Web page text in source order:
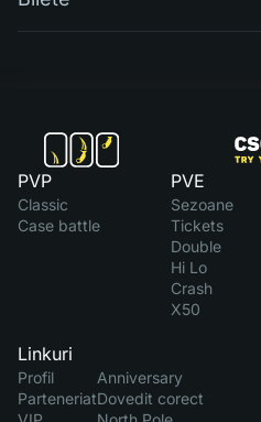
PVP
Classic
Case battle
PVE
Sezoane
Tickets
Double
Hi Lo
Crash
X50
Linkuri
Profil
Parteneriat
Anniversary
Dovedit corect